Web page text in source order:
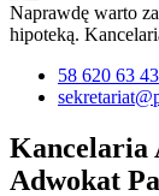
Naprawdę warto
hipoteką.
58 620 63 43
Kancelaria
Adwokat